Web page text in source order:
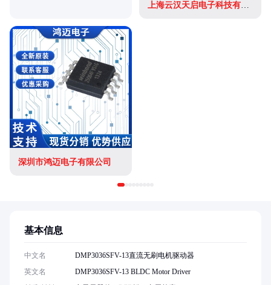
上海云汉天启电子科技有限公司
深圳市鸿迈电子有限公司
基本信息
中文名
DMP3036SFV-13直流无刷电机驱动器
英文名
DMP3036SFV-13 BLDC Motor Driver